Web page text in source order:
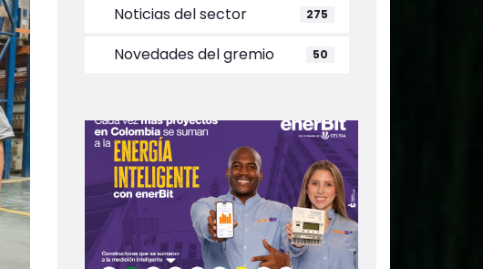
Noticias del sector 275
Novedades del gremio 50